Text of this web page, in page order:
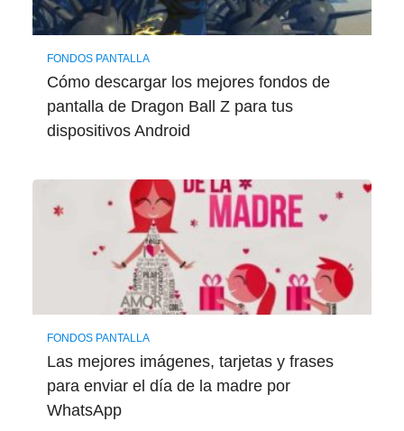
FONDOS PANTALLA
Cómo descargar los mejores fondos de
pantalla de Dragon Ball Z para tus
dispositivos Android
FONDOS PANTALLA
Las mejores imágenes, tarjetas y frases
para enviar el día de la madre por
WhatsApp